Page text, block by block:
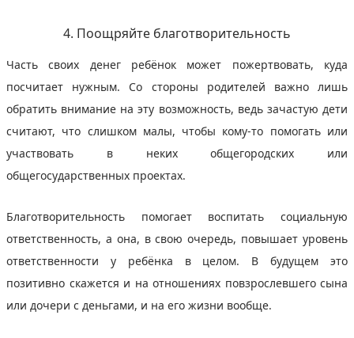
4. Поощряйте благотворительность
Часть своих денег ребёнок может пожертвовать, куда
посчитает нужным. Со стороны родителей важно лишь
обратить внимание на эту возможность, ведь зачастую дети
считают, что слишком малы, чтобы кому-то помогать или
участвовать в неких общегородских или
общегосударственных проектах.
Благотворительность помогает воспитать социальную
ответственность, а она, в свою очередь, повышает уровень
ответственности у ребёнка в целом. В будущем это
позитивно скажется и на отношениях повзрослевшего сына
или дочери с деньгами, и на его жизни вообще.